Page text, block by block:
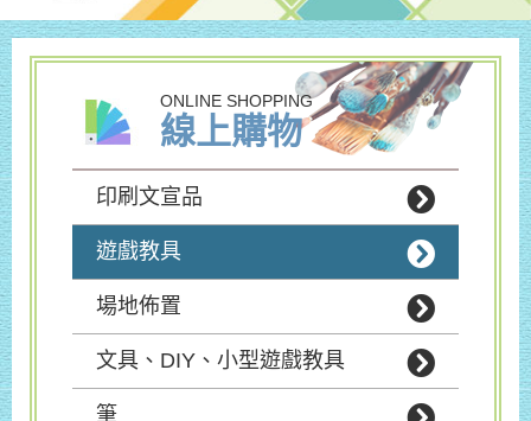
ONLINE SHOPPING
線上購物
印刷文宣品
遊戲教具
場地佈置
文具、DIY、小型遊戲教具
筆